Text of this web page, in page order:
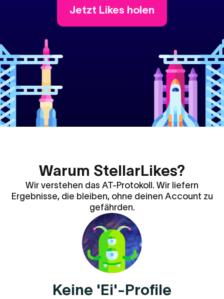
Jetzt Likes holen
Warum StellarLikes?
Wir verstehen das AT-Protokoll. Wir liefern
Ergebnisse, die bleiben, ohne deinen Account zu
gefährden.
Keine 'Ei'-Profile